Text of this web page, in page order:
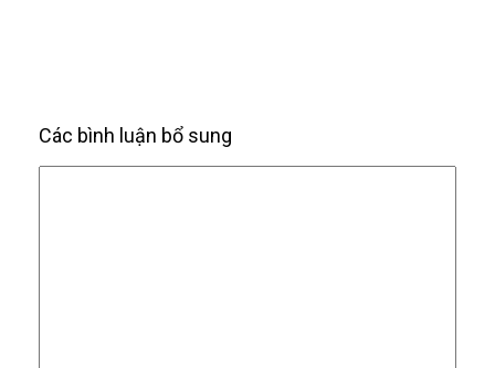
Các bình luận bổ sung